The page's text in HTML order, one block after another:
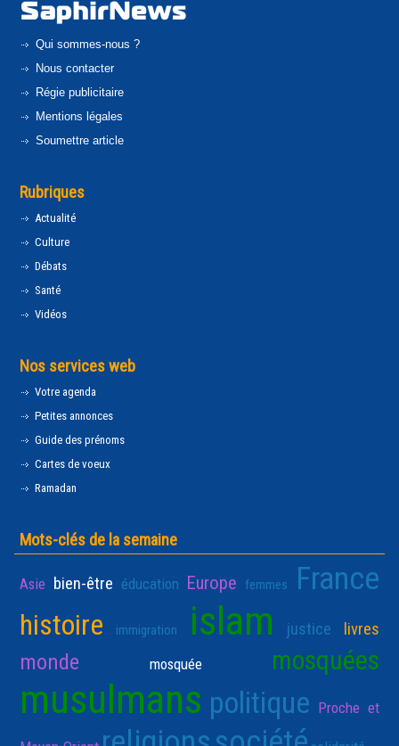
Qui sommes-nous ?
Nous contacter
Régie publicitaire
Mentions légales
Soumettre article
Rubriques
Actualité
Culture
Débats
Santé
Vidéos
Nos services web
Votre agenda
Petites annonces
Guide des prénoms
Cartes de voeux
Ramadan
Mots-clés de la semaine
Asie bien-être éducation Europe femmes France
histoire immigration islam justice livres
monde mosquée mosquées
musulmans politique Proche et